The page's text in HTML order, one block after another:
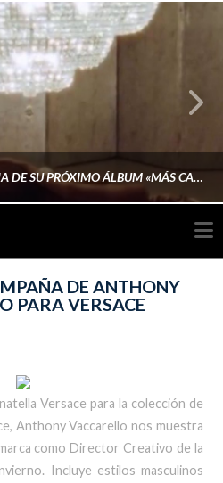
BAD GYAL ANUNCIA LA FECHA DE SU PRÓXIMO ÁLBUM «MÁS CARA»
DE ANTHONY
PARA VERSACE
Versace para la colección de
Anthony Vaccarello nos muestra
como Director Creativo de la
Incluye estilos masculinos